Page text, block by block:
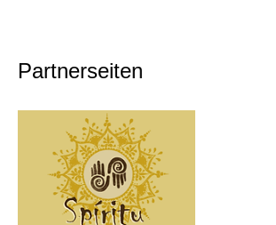
Partnerseiten